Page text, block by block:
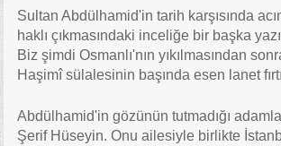
Sultan Abdülhamid'in tarih karşısında
haklı çıkmasındaki inceliğe bir başka
Biz şimdi Osmanlı'nın yıkılmasından
Haşimî sülalesinin başında esen lanet
Abdülhamid'in gözünün tutmadığı
Şerif Hüseyin. Onu ailesiyle birlikte